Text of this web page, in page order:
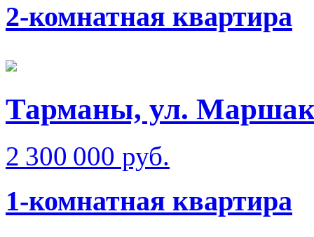
2-комнатная квартира
Тарманы, ул.
2 300 000 руб.
1-комнатная квартира